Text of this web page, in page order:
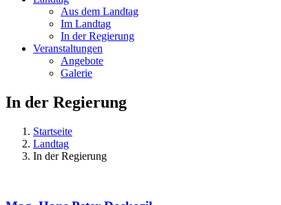
Aus dem Landtag
Im Landtag
In der Regierung
Veranstaltungen
Angebote
Galerie
In der Regierung
Startseite
Landtag
In der Regierung